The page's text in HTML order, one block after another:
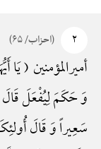
۲ (احزاب/ ۶۵)
أمیرالمؤمنین ( یَا
وَ حَکَمَ لِیُفْعَلَ قَالَ
سَعِیراً وَ قَالَ